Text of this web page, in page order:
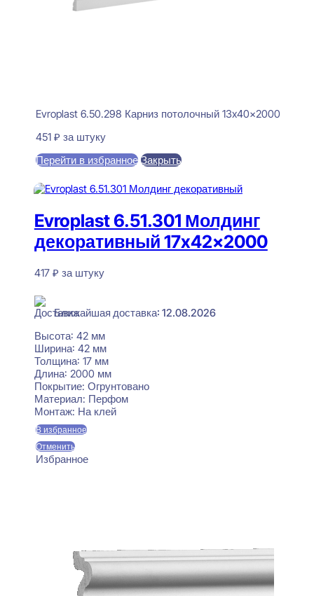
Evroplast 6.50.298 Карниз потолочный 13x40x2000
451 ₽ за штуку
Перейти в избранное Закрыть
Evroplast 6.51.301 Молдинг
декоративный 17x42x2000
417 ₽ за штуку
Ближайшая доставка: 12.08.2026
Высота: 42 мм
Ширина: 42 мм
Толщина: 17 мм
Длина: 2000 мм
Покрытие: Огрунтовано
Материал: Перфом
Монтаж: На клей
В избранное
Отменить
Избранное